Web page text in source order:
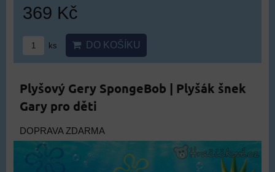
369 Kč
ks DO KOŠÍKU
Plyšový Gery SpongeBob | Plyšák šnek
Gary pro děti
DOPRAVA ZDARMA